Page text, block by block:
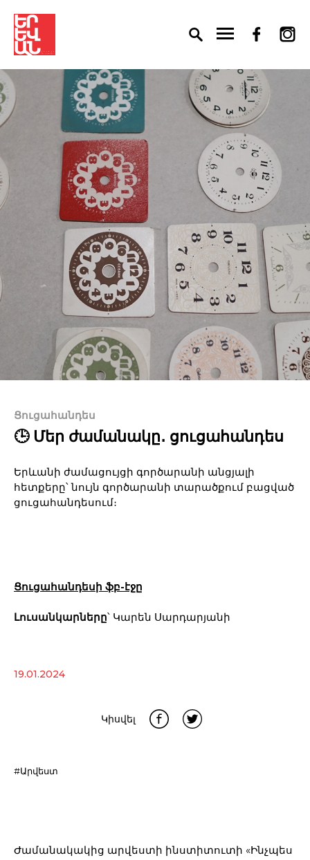
Ցուցահանդես
🕒 Մեր ժամանակը․ ցուցահանդես
Երևանի ժամացույցի գործարանի անցյալի
հետքերը՝ նույն գործարանի տարածքում բացված
ցուցահանդեսում։
Ցուցահանդեսի ֆբ-էջը
Լուսանկարները՝ Կարեն Սարդարյանի
19.01.2024
Կիսվել
#Արվեստ
Ժամանակակից արվեստի ինստիտուտի «Ինչպես